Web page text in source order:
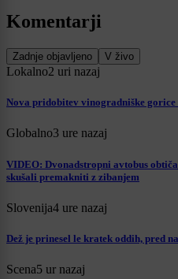
Komentarji
Zadnje objavljeno V živo
Lokalno2 uri nazaj
Nova pridobitev vinogradniške gorice
Globalno3 ure nazaj
VIDEO: Dvonadstropni avtobus
skušali premakniti z zibanjem
Slovenija4 ure nazaj
Dež je prinesel le kratek oddih, pred
Scena5 ur nazaj